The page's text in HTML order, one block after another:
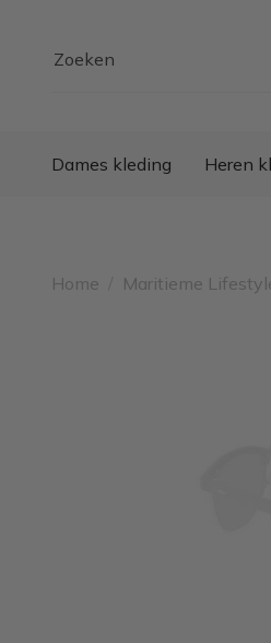
Zoeken
Dames kleding Heren
Home Maritieme